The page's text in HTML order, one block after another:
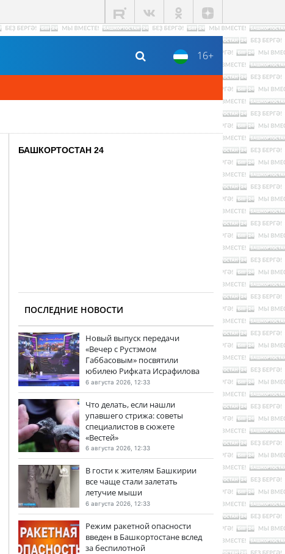
16+
БАШКОРТОСТАН 24
ПОСЛЕДНИЕ НОВОСТИ
Новый выпуск передачи
«Вечер с Рустэмом
Габбасовым» посвятили
юбилею Рифката Исрафилова
6 августа 2026, 12:33
Что делать, если нашли
упавшего стрижа: советы
специалистов в сюжете
«Вестей»
6 августа 2026, 12:33
В гости к жителям Башкирии
все чаще стали залетать
летучие мыши
6 августа 2026, 12:33
Режим ракетной опасности
введен в Башкортостане вслед
за беспилотной